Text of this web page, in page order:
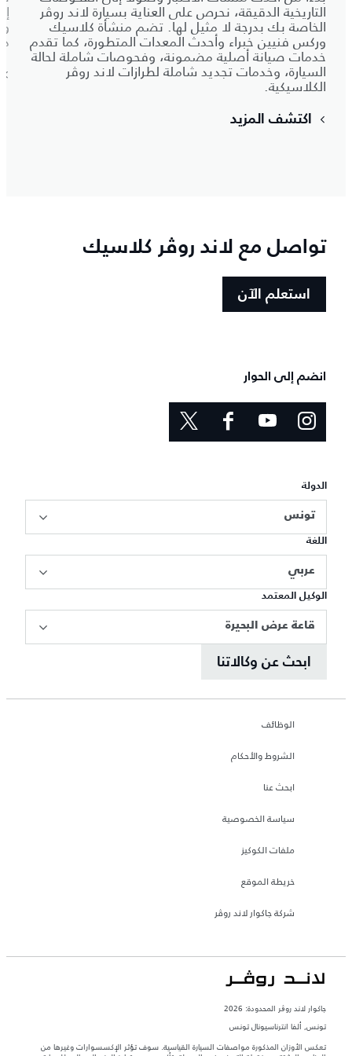
التاريخية الدقيقة، نحرص على العناية بسيارة لاند روڤر
الخاصة بك بدرجة لا مثيل لها. تضم منشأة كلاسيك
وركس فنيين خبراء وأحدث المعدات المتطورة، كما تقدم
خدمات صيانة أصلية مضمونة، وفحوصات شاملة لحالة
السيارة، وخدمات تجديد شاملة لطرازات لاند روڤر
الكلاسيكية.
اكتشف المزيد
تواصل مع لاند روڤر كلاسيك
استعلم الآن
انضم إلى الحوار
الدولة
تونس
اللغة
عربي
الوكيل المعتمد
قاعة عرض البحيرة
ابحث عن وكالاتنا
الوظائف
الشروط والأحكام
ابحث عنا
سياسة الخصوصية
ملفات الكوكيز
خريطة الموقع
شركة جاكوار لاند روڤر
جاكوار لاند روڨر المحدودة: 2026
تونس, ألفا انترناسيونال تونس
تعكس الأوزان المذكورة مواصفات السيارة القياسية. سوف تؤثر الإكسسوارات وغيرها من